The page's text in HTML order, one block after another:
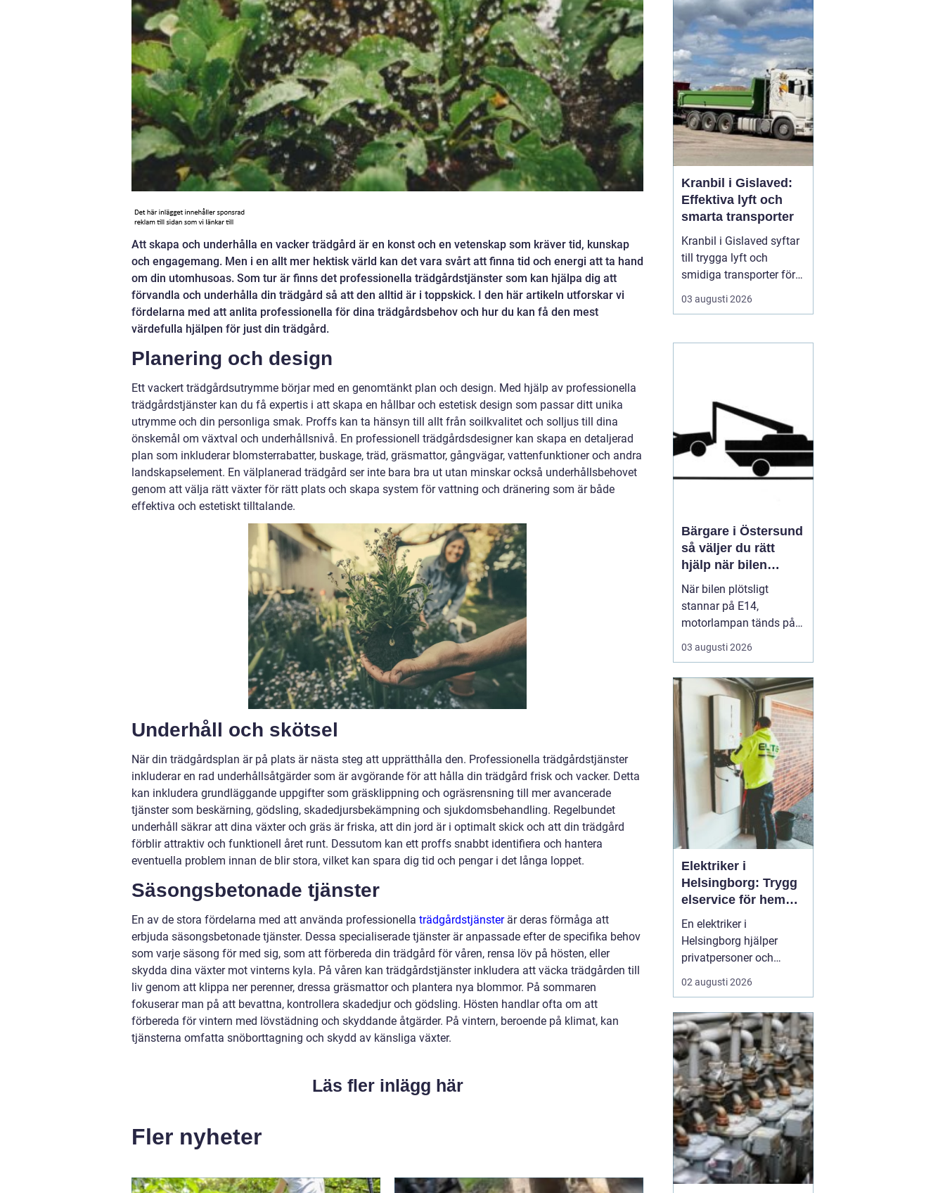
Att skapa och underhålla en vacker trädgård är en konst och en vetenskap som kräver tid, kunskap
och engagemang. Men i en allt mer hektisk värld kan det vara svårt att finna tid och energi att ta hand
om din utomhusoas. Som tur är finns det professionella trädgårdstjänster som kan hjälpa dig att
förvandla och underhålla din trädgård så att den alltid är i toppskick. I den här artikeln utforskar vi
fördelarna med att anlita professionella för dina trädgårdsbehov och hur du kan få den mest
värdefulla hjälpen för just din trädgård.
Planering och design
Ett vackert trädgårdsutrymme börjar med en genomtänkt plan och design. Med hjälp av professionella
trädgårdstjänster kan du få expertis i att skapa en hållbar och estetisk design som passar ditt unika
utrymme och din personliga smak. Proffs kan ta hänsyn till allt från soilkvalitet och solljus till dina
önskemål om växtval och underhållsnivå. En professionell trädgårdsdesigner kan skapa en detaljerad
plan som inkluderar blomsterrabatter, buskage, träd, gräsmattor, gångvägar, vattenfunktioner och andra
landskapselement. En välplanerad trädgård ser inte bara bra ut utan minskar också underhållsbehovet
genom att välja rätt växter för rätt plats och skapa system för vattning och dränering som är både
effektiva och estetiskt tilltalande.
Underhåll och skötsel
När din trädgårdsplan är på plats är nästa steg att upprätthålla den. Professionella trädgårdstjänster
inkluderar en rad underhållsåtgärder som är avgörande för att hålla din trädgård frisk och vacker. Detta
kan inkludera grundläggande uppgifter som gräsklippning och ogräsrensning till mer avancerade
tjänster som beskärning, gödsling, skadedjursbekämpning och sjukdomsbehandling. Regelbundet
underhåll säkrar att dina växter och gräs är friska, att din jord är i optimalt skick och att din trädgård
förblir attraktiv och funktionell året runt. Dessutom kan ett proffs snabbt identifiera och hantera
eventuella problem innan de blir stora, vilket kan spara dig tid och pengar i det långa loppet.
Säsongsbetonade tjänster
En av de stora fördelarna med att använda professionella trädgårdstjänsterär deras förmåga att
erbjuda säsongsbetonade tjänster. Dessa specialiserade tjänster är anpassade efter de specifika behov
som varje säsong för med sig, som att förbereda din trädgård för våren, rensa löv på hösten, eller
skydda dina växter mot vinterns kyla. På våren kan trädgårdstjänster inkludera att väcka trädgården till
liv genom att klippa ner perenner, dressa gräsmattor och plantera nya blommor. På sommaren
fokuserar man på att bevattna, kontrollera skadedjur och gödsling. Hösten handlar ofta om att
förbereda för vintern med lövstädning och skyddande åtgärder. På vintern, beroende på klimat, kan
tjänsterna omfatta snöborttagning och skydd av känsliga växter.
Läs fler inlägg här
Fler nyheter
ledningar i ett klimat
som ställer höga krav på
både planering och ut...
Kranbil i Gislaved:
Effektiva lyft och
smarta transporter
Kranbil i Gislaved syftar
till trygga lyft och
smidiga transporter för
både privatpersoner och
företag i
tunga byggmaterial,
03 augusti 2026
Bärgare i Östersund
så väljer du rätt
hjälp när bilen
stannar
När bilen plötsligt
stannar på E14,
motorlampan tänds på
väg hem från fjällen eller
en tung lastbil fastnar i
minuter kännas som
timmar. En
pålitlig
bärgare Östersund blir...
03 augusti 2026
Elektriker i
Helsingborg: Trygg
elservice för hem
och företag
En elektriker i
Helsingborg hjälper
privatpersoner och
företag med trygg, säker
och effektiv elservice.
enkla reparationer och
byte av uttag till
kompletta
elinstallationer,
felsökning vid akuta
fel,...
02 augusti 2026